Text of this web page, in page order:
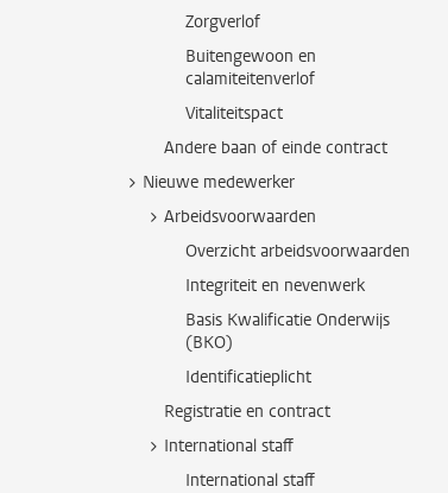
Zorgverlof
Buitengewoon en
calamiteitenverlof
Vitaliteitspact
Andere baan of einde contract
Nieuwe medewerker
Arbeidsvoorwaarden
Overzicht arbeidsvoorwaarden
Integriteit en nevenwerk
Basis Kwalificatie Onderwijs
(BKO)
Identificatieplicht
Registratie en contract
International staff
International staff